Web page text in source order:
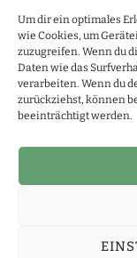
Um dir ein optimales
wie Cookies, um
zuzugreifen. Wenn du
Daten wie das
verarbeiten. Wenn du
zurückziehst, können
beeinträchtigt werden.
Impressum
Simone
Webseiten
Platzierung von
werden können.